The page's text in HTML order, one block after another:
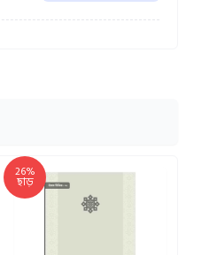
26%
ছাড়